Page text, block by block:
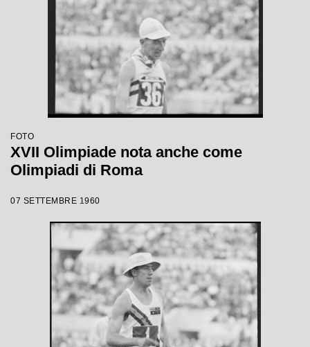
FOTO
XVII Olimpiade nota anche come
Olimpiadi di Roma
07 SETTEMBRE 1960